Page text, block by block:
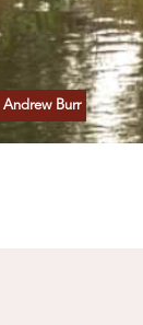
Andrew Burr